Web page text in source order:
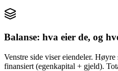
Balanse: hva eier de, og
Venstre side viser eiendeler.
finansiert (egenkapital + gjeld).